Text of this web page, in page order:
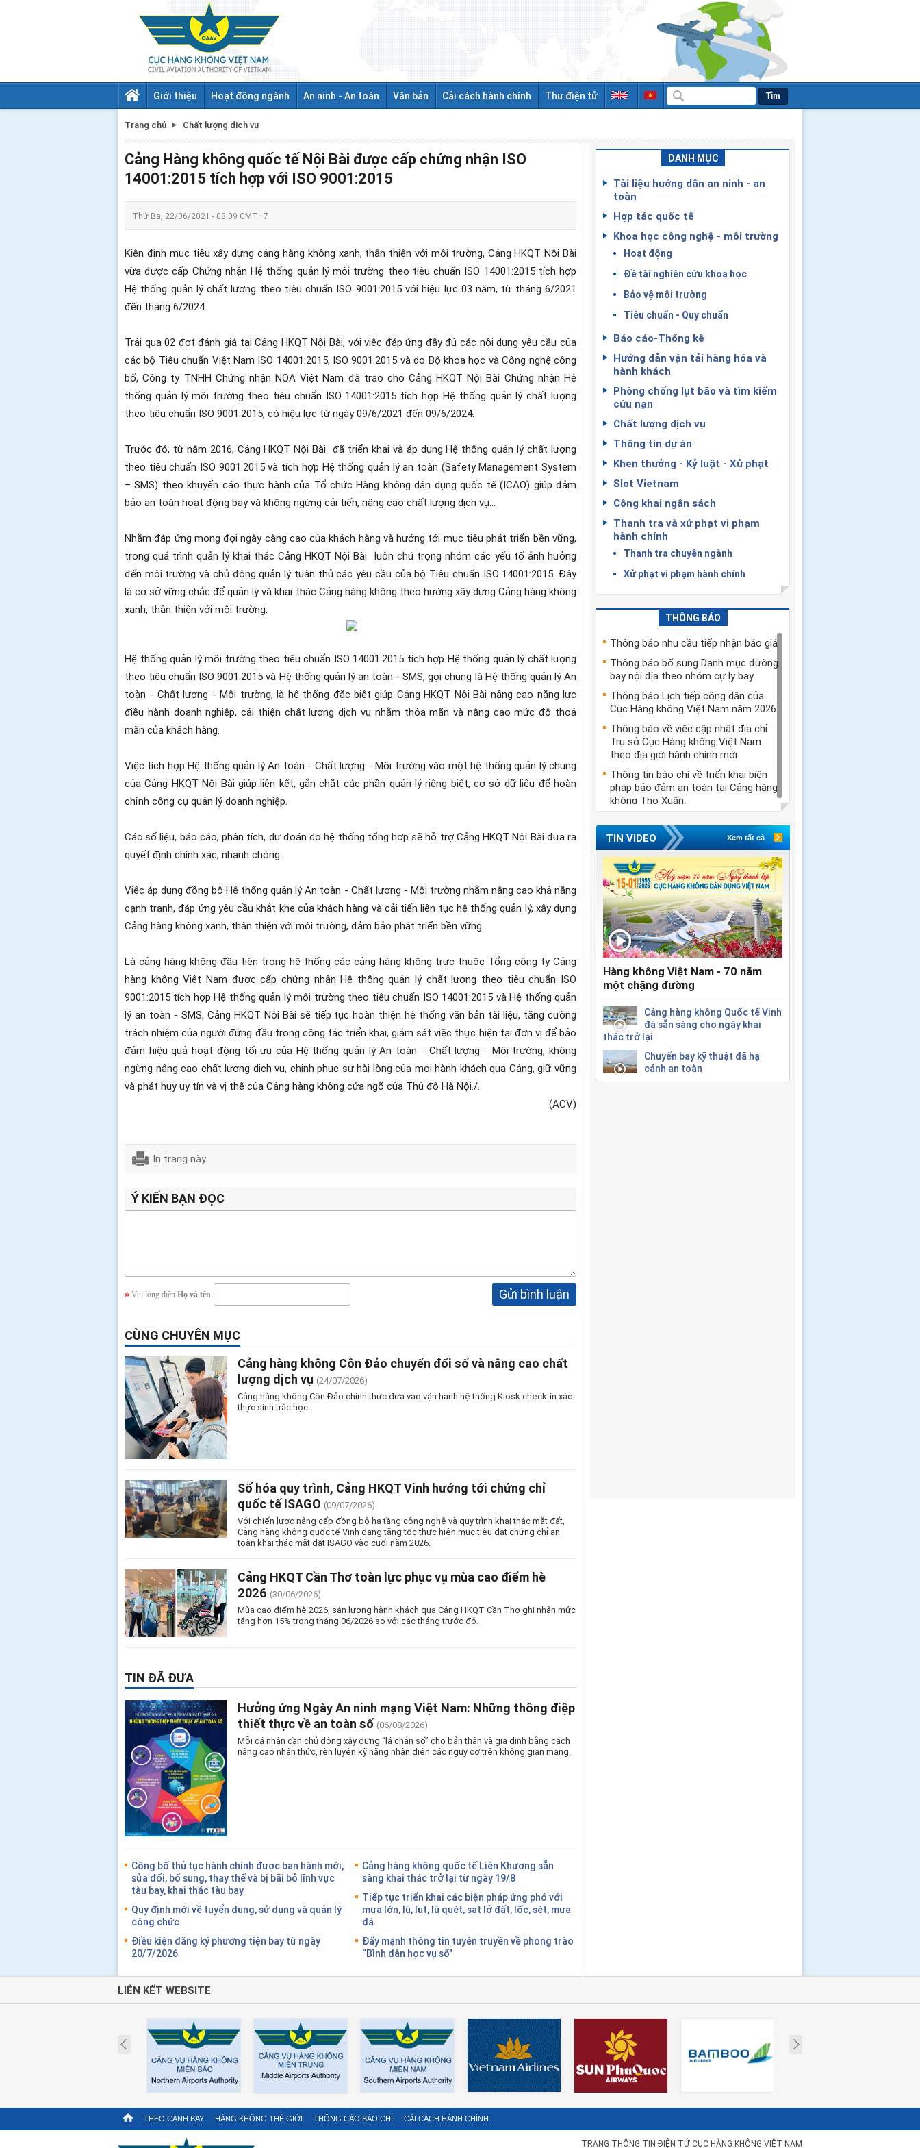
Giới thiệu Hoạt động ngành An ninh - An toàn Văn bản Cải cách hành chính Thư điện tử Tìm
Trang chủ Chất lượng dịch vụ
Cảng Hàng không quốc tế Nội Bài được cấp chứng nhận ISO
14001:2015 tích hợp với ISO 9001:2015
Thứ Ba, 22/06/2021 - 08:09 GMT+7
Kiên định mục tiêu xây dựng cảng hàng không xanh, thân thiện với môi trường, Cảng HKQT Nội Bài
vừa được cấp Chứng nhận Hệ thống quản lý môi trường theo tiêu chuẩn ISO 14001:2015 tích hợp
Hệ thống quản lý chất lượng theo tiêu chuẩn ISO 9001:2015 với hiệu lực 03 năm, từ tháng 6/2021
đến tháng 6/2024.
Trải qua 02 đợt đánh giá tại Cảng HKQT Nội Bài, với việc đáp ứng đầy đủ các nội dung yêu cầu của
các bộ Tiêu chuẩn Việt Nam ISO 14001:2015, ISO 9001:2015 và do Bộ khoa học và Công nghệ công
bố, Công ty TNHH Chứng nhận NQA Việt Nam đã trao cho Cảng HKQT Nội Bài Chứng nhận Hệ
thống quản lý môi trường theo tiêu chuẩn ISO 14001:2015 tích hợp Hệ thống quản lý chất lượng
theo tiêu chuẩn ISO 9001:2015, có hiệu lực từ ngày 09/6/2021 đến 09/6/2024.
Trước đó, từ năm 2016, Cảng HKQT Nội Bài đã triển khai và áp dụng Hệ thống quản lý chất lượng
theo tiêu chuẩn ISO 9001:2015 và tích hợp Hệ thống quản lý an toàn (Safety Management System
– SMS) theo khuyến cáo thực hành của Tổ chức Hàng không dân dụng quốc tế (ICAO) giúp đảm
bảo an toàn hoạt động bay và không ngừng cải tiến, nâng cao chất lượng dịch vụ...
Nhằm đáp ứng mong đợi ngày càng cao của khách hàng và hướng tới mục tiêu phát triển bền vững,
trong quá trình quản lý khai thác Cảng HKQT Nội Bài luôn chú trọng nhóm các yếu tố ảnh hưởng
đến môi trường và chủ động quản lý tuân thủ các yêu cầu của bộ Tiêu chuẩn ISO 14001:2015. Đây
là cơ sở vững chắc để quản lý và khai thác Cảng hàng không theo hướng xây dựng Cảng hàng không
xanh, thân thiện với môi trường.
Hệ thống quản lý môi trường theo tiêu chuẩn ISO 14001:2015 tích hợp Hệ thống quản lý chất lượng
theo tiêu chuẩn ISO 9001:2015 và Hệ thống quản lý an toàn - SMS, gọi chung là Hệ thống quản lý An
toàn - Chất lượng - Môi trường, là hệ thống đặc biệt giúp Cảng HKQT Nội Bài nâng cao năng lực
điều hành doanh nghiệp, cải thiện chất lượng dịch vụ nhằm thỏa mãn và nâng cao mức độ thoả
mãn của khách hàng.
Việc tích hợp Hệ thống quản lý An toàn - Chất lượng - Môi trường vào một hệ thống quản lý chung
của Cảng HKQT Nội Bài giúp liên kết, gắn chặt các phần quản lý riêng biệt, cơ sở dữ liệu để hoàn
chỉnh công cụ quản lý doanh nghiệp.
Các số liệu, báo cáo, phân tích, dự đoán do hệ thống tổng hợp sẽ hỗ trợ Cảng HKQT Nội Bài đưa ra
quyết định chính xác, nhanh chóng.
Việc áp dụng đồng bộ Hệ thống quản lý An toàn - Chất lượng - Môi trường nhằm nâng cao khả năng
cạnh tranh, đáp ứng yêu cầu khắt khe của khách hàng và cải tiến liên tục hệ thống quản lý, xây dựng
Cảng hàng không xanh, thân thiện với môi trường, đảm bảo phát triển bền vững.
Là cảng hàng không đầu tiên trong hệ thống các cảng hàng không trực thuộc Tổng công ty Cảng
hàng không Việt Nam được cấp chứng nhận Hệ thống quản lý chất lượng theo tiêu chuẩn ISO
9001:2015 tích hợp Hệ thống quản lý môi trường theo tiêu chuẩn ISO 14001:2015 và Hệ thống quản
lý an toàn - SMS, Cảng HKQT Nội Bài sẽ tiếp tục hoàn thiện hệ thống văn bản tài liệu, tăng cường
trách nhiệm của người đứng đầu trong công tác triển khai, giám sát việc thực hiện tại đơn vị để bảo
đảm hiệu quả hoạt động tối ưu của Hệ thống quản lý An toàn - Chất lượng - Môi trường, không
ngừng nâng cao chất lượng dịch vụ, chinh phục sự hài lòng của mọi hành khách qua Cảng, giữ vững
và phát huy uy tín và vị thế của Cảng hàng không cửa ngõ của Thủ đô Hà Nội./.
(ACV)
In trang này
Ý KIẾN BẠN ĐỌC
Vui lòng điền Họ và tên Gửi bình luận
CÙNG CHUYÊN MỤC
Cảng hàng không Côn Đảo chuyển đổi số và nâng cao chất
lượng dịch vụ (24/07/2026)
Cảng hàng không Côn Đảo chính thức đưa vào vận hành hệ thống Kiosk check-in xác
thực sinh trắc học.
Số hóa quy trình, Cảng HKQT Vinh hướng tới chứng chỉ
quốc tế ISAGO (09/07/2026)
Với chiến lược nâng cấp đồng bộ hạ tầng công nghệ và quy trình khai thác mặt đất,
Cảng hàng không quốc tế Vinh đang tăng tốc thực hiện mục tiêu đạt chứng chỉ an
toàn khai thác mặt đất ISAGO vào cuối năm 2026.
Cảng HKQT Cần Thơ toàn lực phục vụ mùa cao điểm hè
2026 (30/06/2026)
Mùa cao điểm hè 2026, sản lượng hành khách qua Cảng HKQT Cần Thơ ghi nhận mức
tăng hơn 15% trong tháng 06/2026 so với các tháng trước đó.
TIN ĐÃ ĐƯA
Hưởng ứng Ngày An ninh mạng Việt Nam: Những thông điệp
thiết thực về an toàn số (06/08/2026)
Mỗi cá nhân cần chủ động xây dựng “lá chắn số” cho bản thân và gia đình bằng cách
nâng cao nhận thức, rèn luyện kỹ năng nhận diện các nguy cơ trên không gian mạng.
Công bố thủ tục hành chính được ban hành mới,
sửa đổi, bổ sung, thay thế và bị bãi bỏ lĩnh vực
tàu bay, khai thác tàu bay
Quy định mới về tuyển dụng, sử dụng và quản lý
công chức
Điều kiện đăng ký phương tiện bay từ ngày
20/7/2026
Cảng hàng không quốc tế Liên Khương sẵn
sàng khai thác trở lại từ ngày 19/8
Tiếp tục triển khai các biện pháp ứng phó với
mưa lớn, lũ, lụt, lũ quét, sạt lở đất, lốc, sét, mưa
đá
Đẩy mạnh thông tin tuyên truyền về phong trào
“Bình dân học vụ số"
DANH MỤC
Tài liệu hướng dẫn an ninh - an
toàn
Hợp tác quốc tế
Khoa học công nghệ - môi trường
Hoạt động
Đề tài nghiên cứu khoa học
Bảo vệ môi trường
Tiêu chuẩn - Quy chuẩn
Báo cáo-Thống kê
Hướng dẫn vận tải hàng hóa và
hành khách
Phòng chống lụt bão và tìm kiếm
cứu nạn
Chất lượng dịch vụ
Thông tin dự án
Khen thưởng - Kỷ luật - Xử phạt
Slot Vietnam
Công khai ngân sách
Thanh tra và xử phạt vi phạm
hành chính
Thanh tra chuyên ngành
Xử phạt vi phạm hành chính
THÔNG BÁO
Thông báo nhu cầu tiếp nhận báo giá
Thông báo bổ sung Danh mục đường
bay nội địa theo nhóm cự ly bay
Thông báo Lịch tiếp công dân của
Cục Hàng không Việt Nam năm 2026
Thông báo về việc cập nhật địa chỉ
Trụ sở Cục Hàng không Việt Nam
theo địa giới hành chính mới
Thông tin báo chí về triển khai biện
pháp bảo đảm an toàn tại Cảng hàng
không Thọ Xuân.
TIN VIDEO Xem tất cả
Hàng không Việt Nam - 70 năm
một chặng đường
Cảng hàng không Quốc tế Vinh
đã sẵn sàng cho ngày khai
thác trở lại
Chuyến bay kỹ thuật đã hạ
cánh an toàn
LIÊN KẾT WEBSITE
Prev
THEO CÁNH BAY HÀNG KHÔNG THẾ GIỚI THÔNG CÁO BÁO CHÍ CẢI CÁCH HÀNH CHÍNH
TRANG THÔNG TIN ĐIỆN TỬ CỤC HÀNG KHÔNG VIỆT NAM